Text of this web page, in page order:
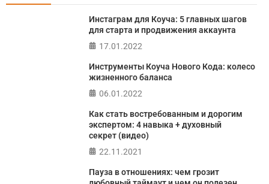
в 5 главных сферах
Инстаграм для Коуча: 5 главных шагов
для старта и продвижения аккаунта
17.01.2022
Инструменты Коуча Нового Кода: колесо
жизненного баланса
06.01.2022
Как стать востребованным и дорогим
экспертом: 4 навыка + духовный
секрет (видео)
22.11.2021
Пауза в отношениях: чем грозит